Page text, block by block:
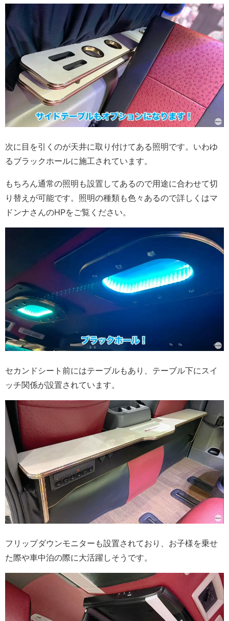
次に目を引くのが天井に取り付けてある照明です。いわゆ
るブラックホールに施工されています。
もちろん通常の照明も設置してあるので用途に合わせて切
り替えが可能です。照明の種類も色々あるので詳しくはマ
ドンナさんのHPをご覧ください。
セカンドシート前にはテーブルもあり、テーブル下にスイ
ッチ関係が設置されています。
フリップダウンモニターも設置されており、お子様を乗せ
た際や車中泊の際に大活躍しそうです。